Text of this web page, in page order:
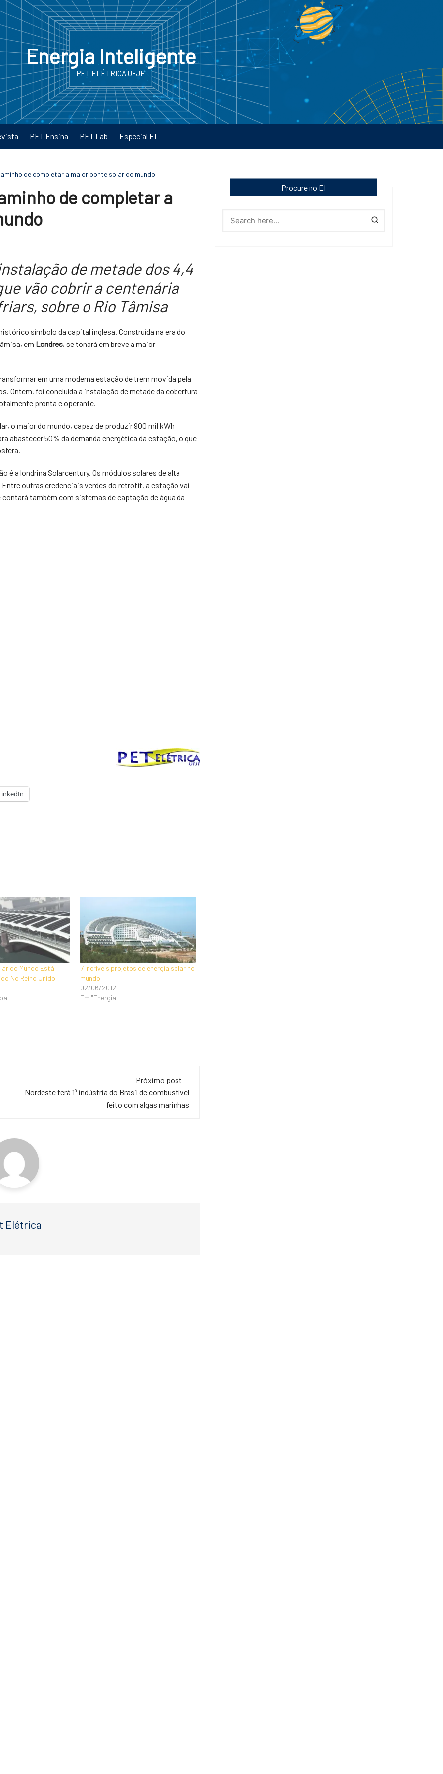
Energia Inteligente
PET ELÉTRICA UFJF
PET Ensina PET Lab Especial EI
de completar a maior ponte solar do mundo
de completar a
de metade dos 4,4
vão cobrir a centenária
sobre o Rio Tâmisa
símbolo da capital inglesa. Construída na era do
em Londres, se tonará em breve a maior
em uma moderna estação de trem movida pela
Ontem, foi concluída a instalação de metade da cobertura
pronta e operante.
o maior do mundo, capaz de produzir 900 mil kWh
abastecer 50% da demanda energética da estação, o que
é a londrina Solarcentury. Os módulos solares de alta
outras credenciais verdes do retrofit, a estação vai
também com sistemas de captação de água da
do Mundo Está
No Reino Unido
7 incríveis projetos de energia solar no
mundo
02/06/2012
Em "Energia"
Próximo post
Nordeste terá 1ª indústria do Brasil de combustível
feito com algas marinhas
Elétrica
Procure no EI